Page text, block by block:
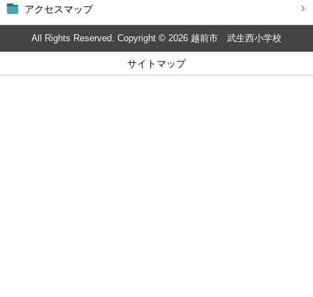
アクセスマップ
All Rights Reserved. Copyright © 2026 越前市 武生西小学校
サイトマップ